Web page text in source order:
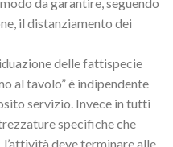
il distanziamento dei
delle fattispecie
al tavolo” è indipendente
servizio. Invece in tutti
specifiche che
deve terminare alle